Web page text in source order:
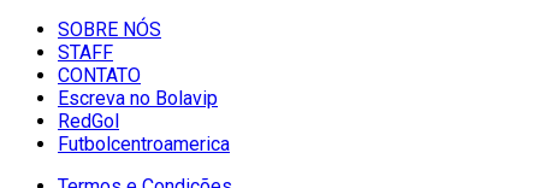
SOBRE NÓS
STAFF
CONTATO
Escreva no Bolavip
RedGol
Futbolcentroamerica